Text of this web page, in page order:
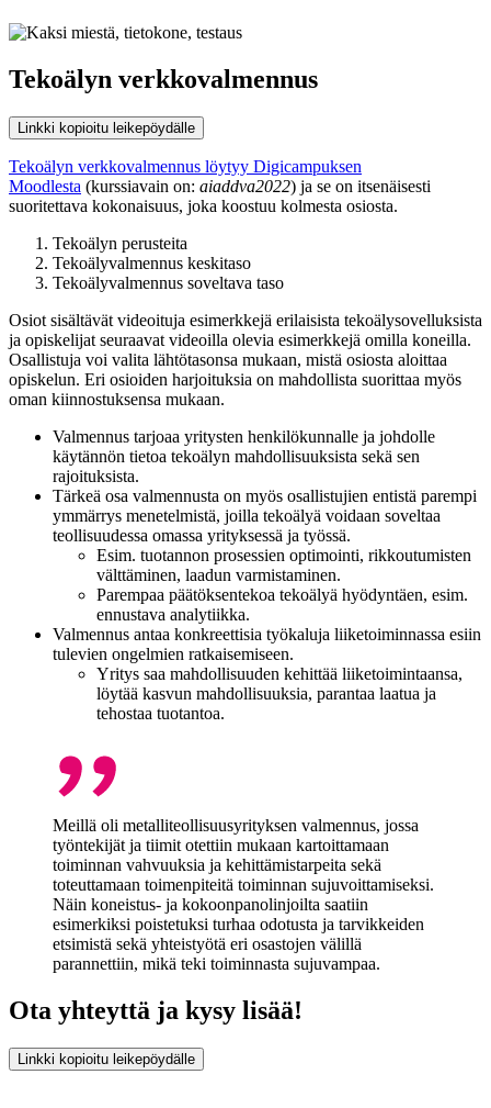
Tekoälyn verkkovalmennus
Linkki kopioitu leikepöydälle
Tekoälyn verkkovalmennus löytyy Digicampuksen
Moodlesta (kurssiavain on: aiaddva2022) ja se on itsenäisesti
suoritettava kokonaisuus, joka koostuu kolmesta osiosta.
Tekoälyn perusteita
Tekoälyvalmennus keskitaso
Tekoälyvalmennus soveltava taso
Osiot sisältävät videoituja esimerkkejä erilaisista tekoälysovelluksista
ja opiskelijat seuraavat videoilla olevia esimerkkejä omilla koneilla.
Osallistuja voi valita lähtötasonsa mukaan, mistä osiosta aloittaa
opiskelun. Eri osioiden harjoituksia on mahdollista suorittaa myös
oman kiinnostuksensa mukaan.
Valmennus tarjoaa yritysten henkilökunnalle ja johdolle
käytännön tietoa tekoälyn mahdollisuuksista sekä sen
rajoituksista.
Tärkeä osa valmennusta on myös osallistujien entistä parempi
ymmärrys menetelmistä, joilla tekoälyä voidaan soveltaa
teollisuudessa omassa yrityksessä ja työssä.
Esim. tuotannon prosessien optimointi, rikkoutumisten
välttäminen, laadun varmistaminen.
Parempaa päätöksentekoa tekoälyä hyödyntäen, esim.
ennustava analytiikka.
Valmennus antaa konkreettisia työkaluja liiketoiminnassa esiin
tulevien ongelmien ratkaisemiseen.
Yritys saa mahdollisuuden kehittää liiketoimintaansa,
löytää kasvun mahdollisuuksia, parantaa laatua ja
tehostaa tuotantoa.
Meillä oli metalliteollisuusyrityksen valmennus, jossa
työntekijät ja tiimit otettiin mukaan kartoittamaan
toiminnan vahvuuksia ja kehittämistarpeita sekä
toteuttamaan toimenpiteitä toiminnan sujuvoittamiseksi.
Näin koneistus- ja kokoonpanolinjoilta saatiin
esimerkiksi poistetuksi turhaa odotusta ja tarvikkeiden
etsimistä sekä yhteistyötä eri osastojen välillä
parannettiin, mikä teki toiminnasta sujuvampaa.
Ota yhteyttä ja kysy lisää!
Linkki kopioitu leikepöydälle